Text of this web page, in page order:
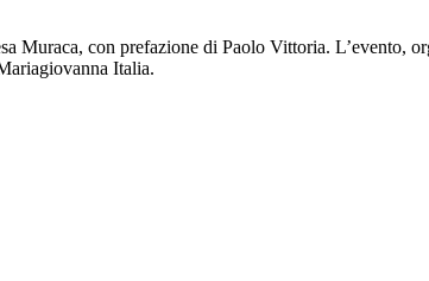
Muraca, con prefazione di Paolo Vittoria. L’evento,
Italia.